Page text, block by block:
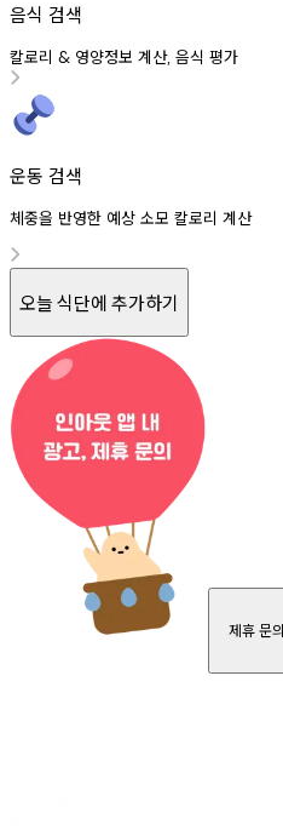
음식 검색
칼로리 & 영양정보 계산, 음식 평가
운동 검색
체중을 반영한 예상 소모 칼로리 계산
오늘 식단에 추가하기
제휴 문